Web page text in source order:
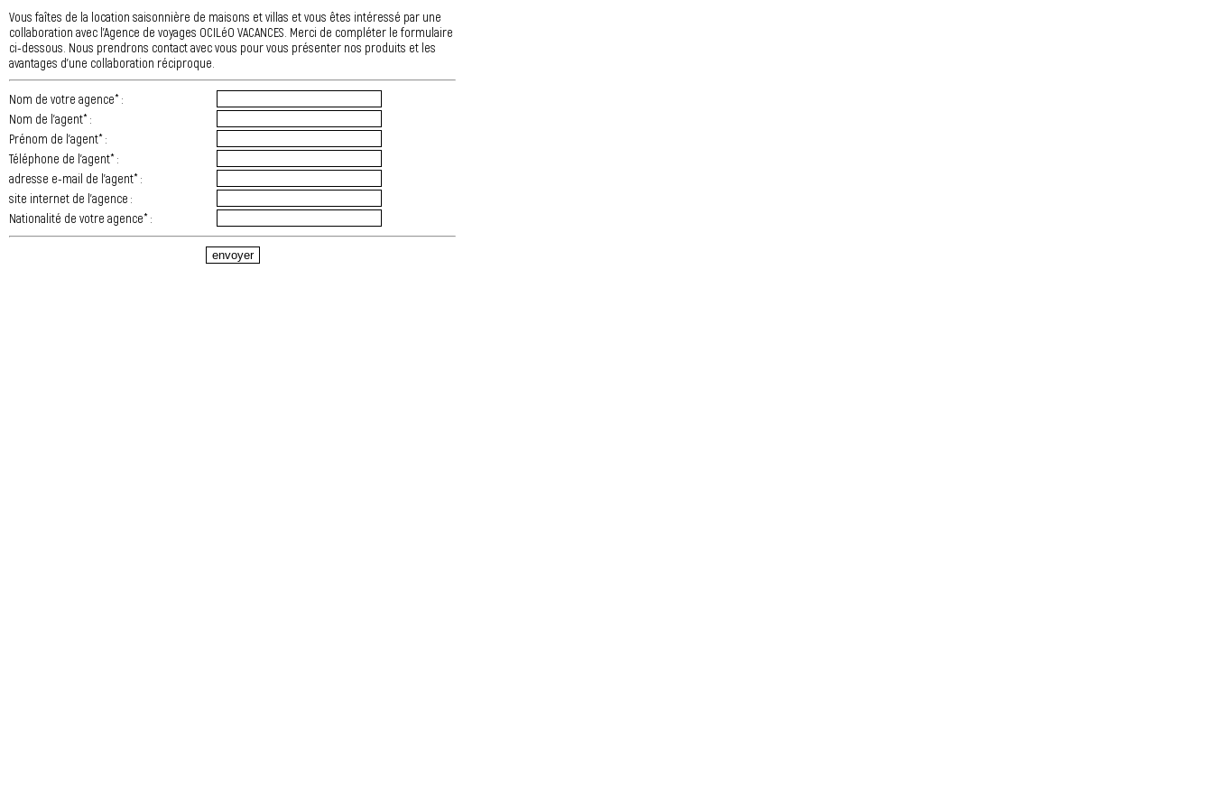
Vous faîtes de la location saisonnière de maisons et villas et vous êtes intéressé par une
collaboration avec l’Agence de voyages OCILéO VACANCES. Merci de compléter le formulaire
ci-dessous. Nous prendrons contact avec vous pour vous présenter nos produits et les
avantages d’une collaboration réciproque.
Nom de votre agence* :
Nom de l'agent* :
Prénom de l'agent* :
Téléphone de l'agent* :
adresse e-mail de l'agent* :
site internet de l'agence :
Nationalité de votre agence* :